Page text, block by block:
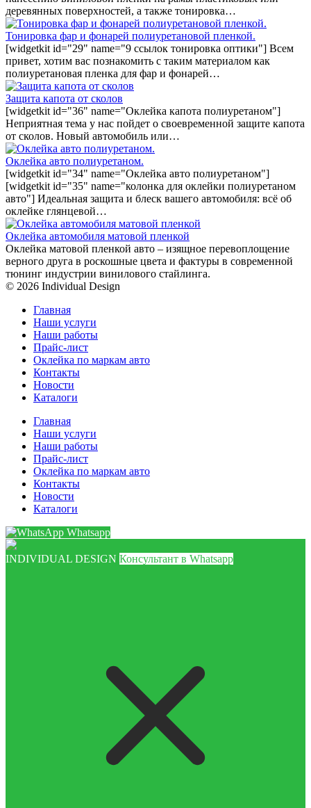
деревянных поверхностей, а также тонировка…
Тонировка фар и фонарей полиуретановой пленкой.
[widgetkit id="29" name="9 ссылок тонировка оптики"] Всем
привет, хотим вас познакомить с таким материалом как
полиуретановая пленка для фар и фонарей…
Защита капота от сколов
[widgetkit id="36" name="Оклейка капота полиуретаном"]
Неприятная тема у нас пойдет о своевременной защите капота
от сколов. Новый автомобиль или…
Оклейка авто полиуретаном.
[widgetkit id="34" name="Оклейка авто полиуретаном"]
[widgetkit id="35" name="колонка для оклейки полиуретаном
авто"] Идеальная защита и блеск вашего автомобиля: всё об
оклейке глянцевой…
Оклейка автомобиля матовой пленкой
Оклейка матовой пленкой авто – изящное перевоплощение
верного друга в роскошные цвета и фактуры в современной
тюнинг индустрии винилового стайлинга.
© 2026 Individual Design
Главная
Наши услуги
Наши работы
Прайс-лист
Оклейка по маркам авто
Контакты
Новости
Каталоги
Главная
Наши услуги
Наши работы
Прайс-лист
Оклейка по маркам авто
Контакты
Новости
Каталоги
Whatsapp
INDIVIDUAL DESIGN Консультант в Whatsapp